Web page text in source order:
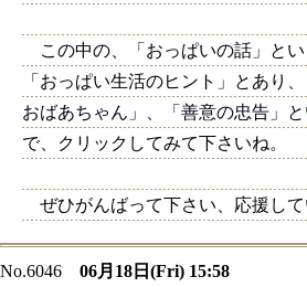
この中の、「おっぱいの話」と
「おっぱい生活のヒント」とあり
おばあちゃん」、「善意の忠告」
で、クリックしてみて下さいね。
ぜひがんばって下さい、応援して
No.6046
06月18日(Fri) 15:58